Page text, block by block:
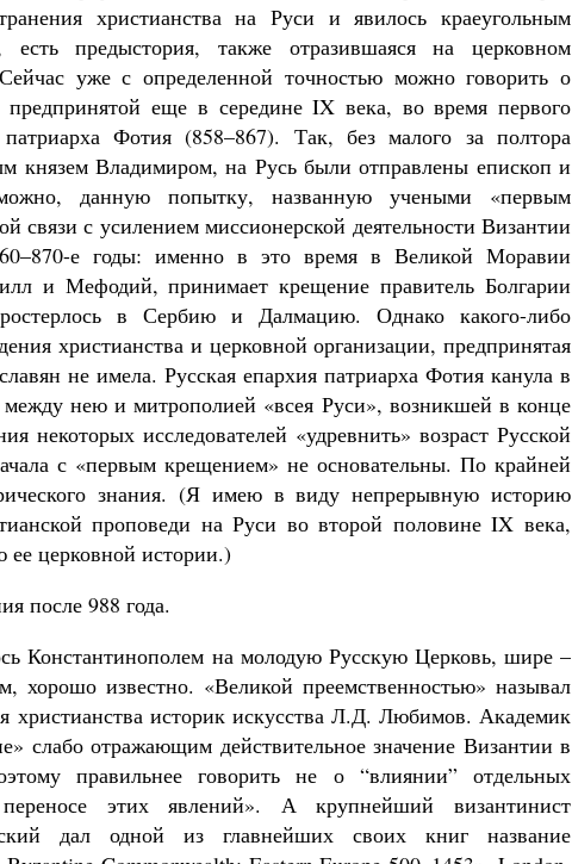
христианства на Руси и явилось краеугольным
предыстория, также отразившаяся на церковном
уже с определенной точностью можно говорить о
еще в середине IX века, во время первого
патриарха Фотия (858–867). Так, без малого за полтора
князем Владимиром, на Русь были отправлены епископ и
данную попытку, названную учеными «первым
связи с усилением миссионерской деятельности Византии
е годы: именно в это время в Великой Моравии
и Мефодий, принимает крещение правитель Болгарии
в Сербию и Далмацию. Однако какого-либо
христианства и церковной организации, предпринятая
не имела. Русская епархия патриарха Фотия канула в
нею и митрополией «всея Руси», возникшей в конце
некоторых исследователей «удревнить» возраст Русской
с «первым крещением» не основательны. По крайней
знания. (Я имею в виду непрерывную историю
проповеди на Руси во второй половине IX века,
ее церковной истории.)
после 988 года.
Константинополем на молодую Русскую Церковь, шире –
хорошо известно. «Великой преемственностью» называл
христианства историк искусства Л.Д. Любимов. Академик
слабо отражающим действительное значение Византии в
правильнее говорить не о “влиянии” отдельных
этих явлений». А крупнейший византинист
дал одной из главнейших своих книг название